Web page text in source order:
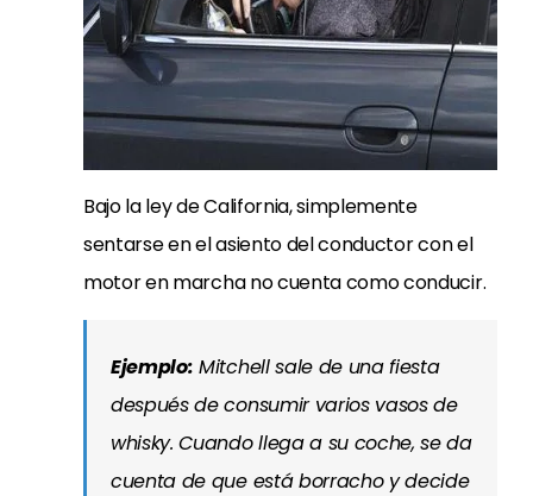
Bajo la ley de California, simplemente
sentarse en el asiento del conductor con el
motor en marcha no cuenta como conducir.
Ejemplo: Mitchell sale de una fiesta
después de consumir varios vasos de
whisky. Cuando llega a su coche, se da
cuenta de que está borracho y decide